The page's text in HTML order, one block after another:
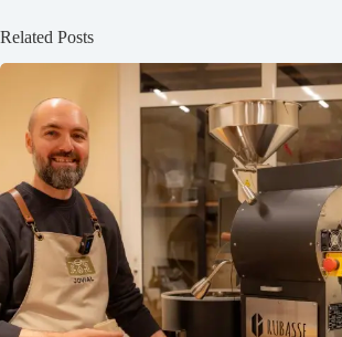
Related Posts